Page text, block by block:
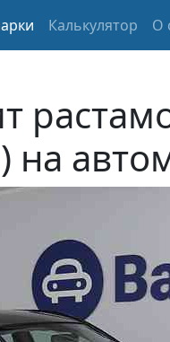
Калькулятор О
на